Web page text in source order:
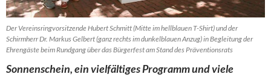
Der Vereinsringvorsitzende Hubert Schmitt (Mitte im hellblauen T-Shirt) und der
Schirmherr Dr. Markus Gelbert (ganz rechts im dunkelblauen Anzug) in Begleitung der
Ehrengäste beim Rundgang über das Bürgerfest am Stand des Präventionsrats
Sonnenschein, ein vielfältiges Programm und viele